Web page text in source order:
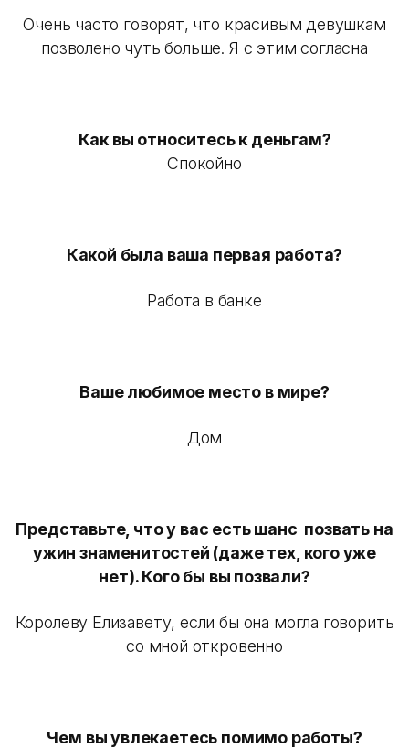
Очень часто говорят, что красивым девушкам
позволено чуть больше. Я с этим согласна
Как вы относитесь к деньгам?
Спокойно
Какой была ваша первая работа?
Работа в банке
Ваше любимое место в мире?
Дом
Представьте, что у вас есть шанс позвать на
ужин знаменитостей (даже тех, кого уже
нет). Кого бы вы позвали?
Королеву Елизавету, если бы она могла говорить
со мной откровенно
Чем вы увлекаетесь помимо работы?